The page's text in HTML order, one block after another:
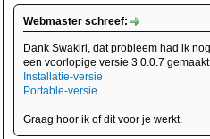
Webmaster schreef:
Dank Swakiri, dat probleem had ik
een voorlopige versie 3.0.0.7
Installatie-versie
Portable-versie
Graag hoor ik of dit voor je werkt.